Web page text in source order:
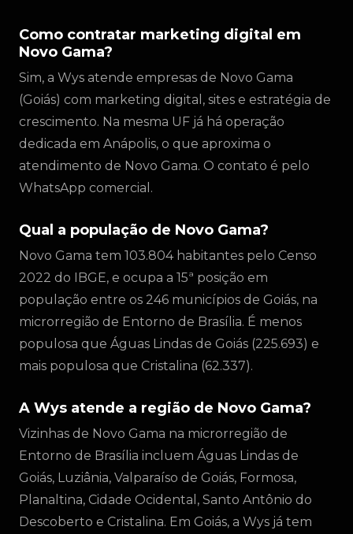
Como contratar marketing digital em
Novo Gama?
Sim, a Wys atende empresas de Novo Gama
(Goiás) com marketing digital, sites e estratégia de
crescimento. Na mesma UF já há operação
dedicada em Anápolis, o que aproxima o
atendimento de Novo Gama. O contato é pelo
WhatsApp comercial.
Qual a população de Novo Gama?
Novo Gama tem 103.804 habitantes pelo Censo
2022 do IBGE, e ocupa a 15ª posição em
população entre os 246 municípios de Goiás, na
microrregião de Entorno de Brasília. É menos
populosa que Águas Lindas de Goiás (225.693) e
mais populosa que Cristalina (62.337).
A Wys atende a região de Novo Gama?
Vizinhas de Novo Gama na microrregião de
Entorno de Brasília incluem Águas Lindas de
Goiás, Luziânia, Valparaíso de Goiás, Formosa,
Planaltina, Cidade Ocidental, Santo Antônio do
Descoberto e Cristalina. Em Goiás, a Wys já tem